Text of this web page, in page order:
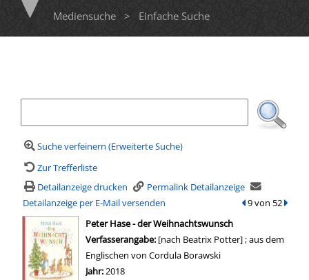
Mediensuche > Einfache Suche
Suche verfeinern (Erweiterte Suche)
Zur Trefferliste
Detailanzeige drucken
Permalink Detailanzeige
Detailanzeige per E-Mail versenden
zum
9 von 52zum
wird in neuem Tab geöffnet
Peter Hase - der Weihnachtswunsch
Suche nach diesem Verfasser
Verfasserangabe: [nach Beatrix Potter] ; aus dem
Englischen von Cordula Borawski
Jahr:2018